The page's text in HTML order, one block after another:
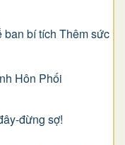
ban bí tích Thêm sức
Hôn Phối
đừng sợ!